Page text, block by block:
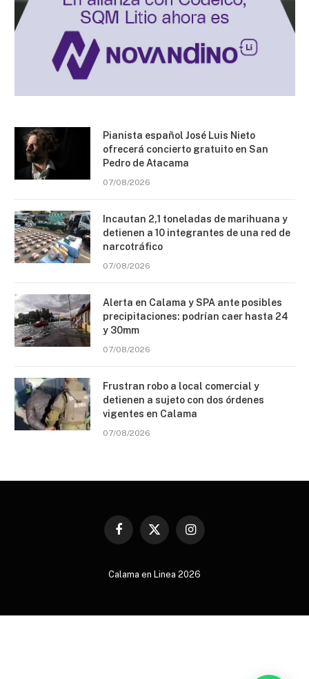
Pianista español José Luis Nieto
ofrecerá concierto gratuito en San
Pedro de Atacama
07/08/2026
Incautan 2,1 toneladas de marihuana y
detienen a 10 integrantes de una red de
narcotráfico
07/08/2026
Alerta en Calama y SPA ante posibles
precipitaciones: podrían caer hasta 24
y 30mm
07/08/2026
Frustran robo a local comercial y
detienen a sujeto con dos órdenes
vigentes en Calama
07/08/2026
Facebook
X
Instagram
Calama en Linea 2026